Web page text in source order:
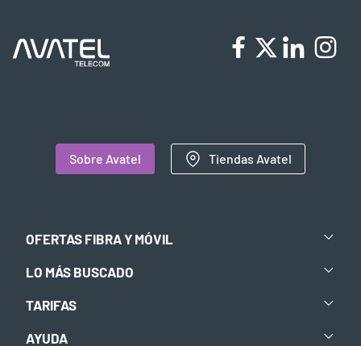
Sobre Avatel Tiendas Avatel
OFERTAS FIBRA Y MÓVIL
LO MÁS BUSCADO
TARIFAS
AYUDA